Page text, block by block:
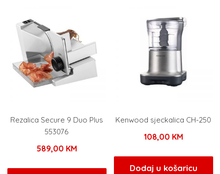
Rezalica Secure 9 Duo Plus
553076
589,00 KM
Kenwood sjeckalica CH-250
108,00 KM
Dodaj u košaricu